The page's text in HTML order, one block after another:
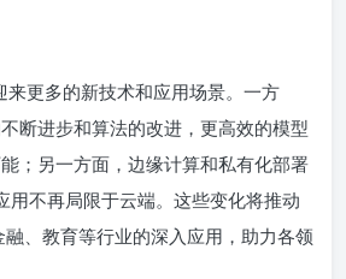
来更多的新技术和应用场景。一方
断进步和算法的改进，更高效的模型
；另一方面，边缘计算和私有化部署
用不再局限于云端。这些变化将推动
、教育等行业的深入应用，助力各领